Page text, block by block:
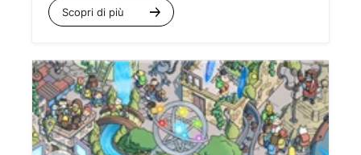
Scopri di più